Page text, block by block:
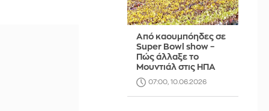
Από καουμπόηδες σε
Super Bowl show –
Πώς άλλαξε το
Μουντιάλ στις ΗΠΑ
07:00, 10.06.2026